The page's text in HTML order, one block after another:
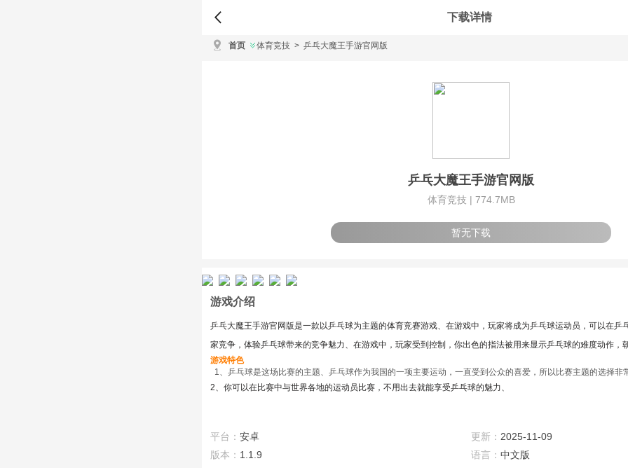
下载详情
首页 体育竞技 > 乒乓大魔王手游官网版
乒乓大魔王手游官网版
体育竞技 | 774.7MB
暂无下载
游戏介绍
乒乓大魔王手游官网版是一款以乒乓球为主题的体育竞赛游戏、在游戏中，玩家将成为乒乓球运动员，可以在乒
家竞争，体验乒乓球带来的竞争魅力、在游戏中，玩家受到控制，你出色的指法被用来显示乒乓球的难度动作，
游戏特色
1、乒乓球是这场比赛的主题、乒乓球作为我国的一项主要运动，一直受到公众的喜爱，所以比赛主题的选择非
2、你可以在比赛中与世界各地的运动员比赛，不用出去就能享受乒乓球的魅力、
1、根据难度设置逐步进行、慢慢训练后，你将成为一个伟大的神，有资格与其他球员竞争、
2、你也可以在比赛中建立自己的乒乓球队、你应该充分发挥球员的比赛，在整体实力上击败对手、
平台： 安卓 更新： 2025-11-09
版本： 1.1.9 语言： 中文版